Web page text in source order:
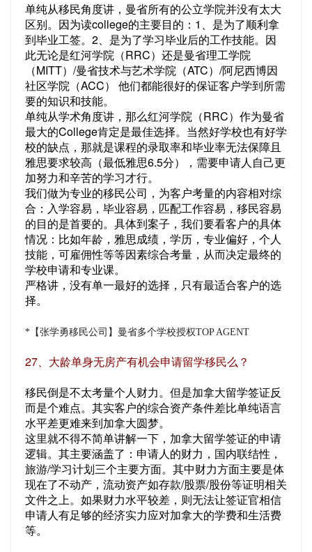
单纯从移民角度讲，曼省所有的公立学院并没有太大
区别。因为读college的主要目的：1、是为了顺利拿
到毕业工签。2、是为了学习毕业后的工作技能。因
此无论是红河学院（RRC）还是曼省理工学院
（MITT）/曼省技术与艺术学院（ATC）/阿尼西博因
社区学院（ACC） 他们都能很好的保证客户学到所需
要的知识和技能。
单纯从学术角度讲，那么红河学院（RRC）作为曼省
最大的College肯定是最佳选择。当然好学校也有好学
校的缺点，那就是课程的录取率和毕业率无法保障且
雅思要求较高（最低雅思6.5分），需要申请人自己更
加努力和辛苦的学习才行。
我们做为专业的移民公司，为客户考量的内容相对综
合：入学容易，毕业容易，匹配工作容易，移民容易
的目的是首要的。具体到案子，我们要看客户的具体
情况：比如年龄，雅思成绩，学历，专业偏好，个人
技能，可雇佣性等等因素综合考量，从而决定最终的
学校申请和专业课。
严格讲，没有单一最好的选择，只有最适合客户的选
择。
*【张学勇移民公司】曼省多个学校授权TOP AGENT
27、大龄单身无房产有机会申请留学移民么？
移民倒是不太考量个人财力。但是加拿大留学签证反
而是个难点。其实客户的综合资产条件差比单纯语言
水平差更难来到加拿大圆梦。
这里就不得不简单讲解一下，加拿大留学签证的申请
逻辑。其主要涵盖了：申请人的财力，国内联结性，
旅游/学习计划三个主要方面。其中财力方面主要是体
现在了不动产，流动资产如存款/股票/股份等证明相关
文件之上。如果财力水平较差，则无法让签证官相信
申请人有足够的经济实力应对加拿大的学费和生活费
等。